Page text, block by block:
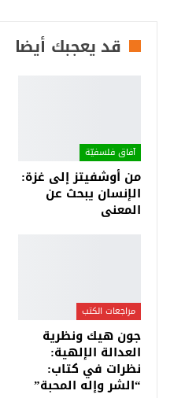
قد يعجبك أيضا
آفاق فلسفيّة‎
من أوشفيتز إلى غزة:
الإنسان يبحث عن
المعنى
مراجعات الكتب
جون هيك ونظرية
العدالة الإلهية:
نظرات في كتاب:
“الشر وإله المحبة”